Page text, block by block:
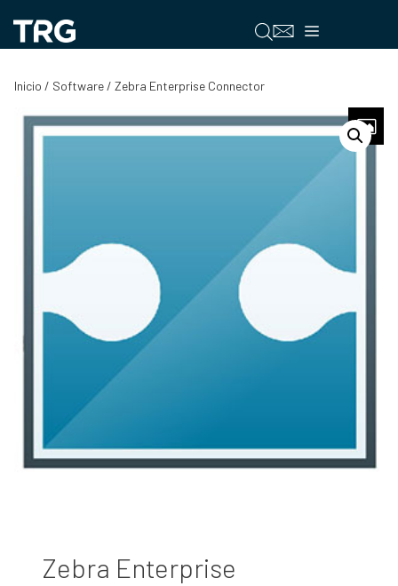
contenido
Menú
Inicio / Software / Zebra Enterprise Connector
Zebra Enterprise